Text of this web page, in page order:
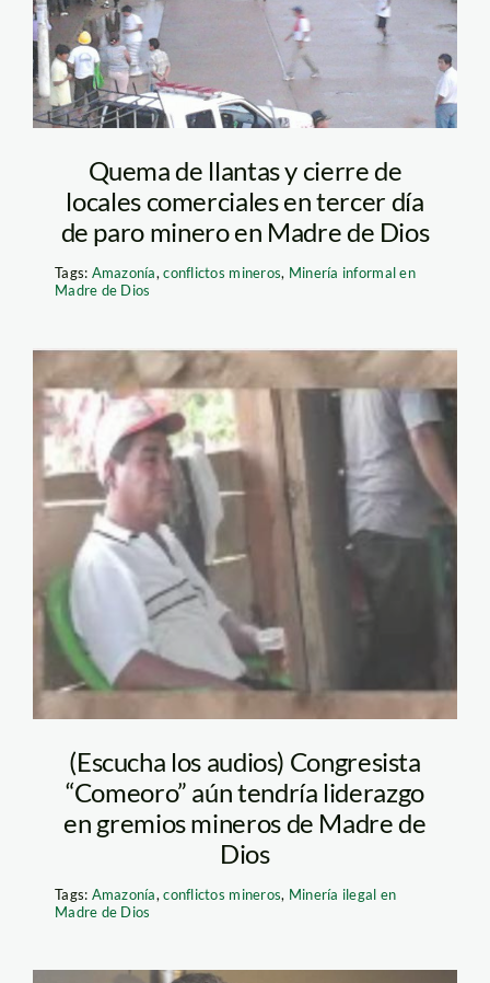
Quema de llantas y cierre de
locales comerciales en tercer día
de paro minero en Madre de Dios
Tags: Amazonía,conflictos mineros, Minería informal en
Madre de Dios
Romero
(Escucha los audios) Congresista
“Comeoro” aún tendría liderazgo
en gremios mineros de Madre de
Dios
Tags: Amazonía,conflictos mineros, Minería ilegal en
Madre de Dios